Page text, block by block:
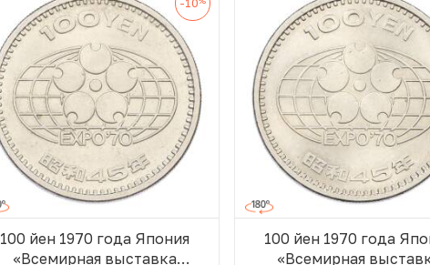
-10
100 йен 1970 года Япония
«Всемирная выставка
100 йен 1970 года
«Всемирная